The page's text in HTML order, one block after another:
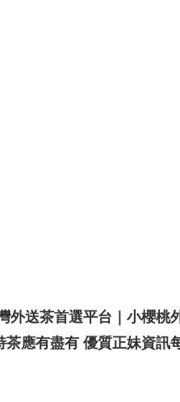
送茶首選平台｜小櫻
茶應有盡有 優質正妹資